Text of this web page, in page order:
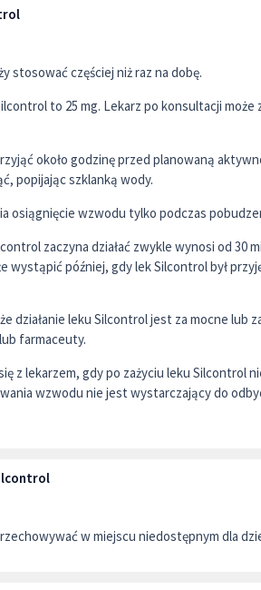
stosować częściej niż raz na dobę.
to 25 mg. Lekarz po konsultacji może
około godzinę przed planowaną
popijając szklanką wody.
osiągnięcie wzwodu tylko podczas
zaczyna działać zwykle wynosi od 30
wystąpić później, gdy lek Silcontrol był
działanie leku Silcontrol jest za mocne lub
farmaceuty.
z lekarzem, gdy po zażyciu leku Silcontrol
wzwodu nie jest wystarczający do
w miejscu niedostępnym dla